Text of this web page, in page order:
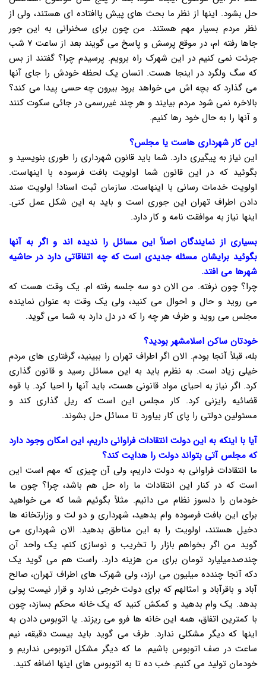
حل بشود. اینها از نظر ما بحث های پیش پاافتاده ای هستند، ولی از
نظر مردم بسیار مهم هستند. من چون برای سخنرانی به این جور
جاها رفته ام، در موقع پرسش و پاسخ می گویند بعد از ساعت ۷ شب
جرئت نمی کنیم در این شهرک راه برویم. پرسیدم چرا؟ گفتند از بس
که سگ ولگرد در اینجا هست. انسان یک لحظه خودش را جای آنها
می گذارد که بچه اش می خواهد برود بیرون چه حسی پیدا می کند؟
بالاخره نمی شود مردم بیایند و هر چند غیررسمی در جائی سکوت کنند
و آنها را به حال خود رها کنیم.
این کار شهرداری هاست یا مجلس؟
این نیاز به پیگیری دارد. شما باید قانون شهرداری را طوری بنویسید و
بگوئید که در این قانون شما اولویت بافت فرسوده با اینهاست.
اولویت خدمات رسانی با اینهاست. سازمان ثبت اسناد! اولویت سند
دادن اطراف تهران این جوری است و باید به این شکل عمل کنی.
اینها نیاز به موافقت نامه و کار دارد.
بسیاری از نمایندگان اصلاً این مسائل را ندیده اند و اگر به آنها
بگوئید برایشان مسئله جدیدی است که چه اتفاقاتی دارد در حاشیه
شهرها می افتد.
چرا؟ چون نرفته. من الان دو سه جلسه رفته ام. یک وقت هست که
می روید و حال و احوال می کنید، ولی یک وقت به عنوان نماینده
مجلس می روید و طرف هر چه را که در دل دارد به شما می گوید.
خودتان ساکن اسلامشهر بودید؟
بله، قبلاً آنجا بودم. الان اگر اطراف تهران را ببینید، گرفتاری های مردم
خیلی زیاد است. به نظرم باید به این مسائل رسید و قانون گذاری
کرد. اگر نیاز به احیای مواد قانونی هست، باید آنها را احیا کرد. با قوه
قضائیه رایزنی کرد. کار مجلس این است که ریل گذاری کند و
مسئولین دولتی را پای کار بیاورد تا مسائل حل بشوند.
آیا با اینکه به این دولت انتقادات فراوانی داریم، این امکان وجود دارد
که مجلس آتی بتواند دولت را هدایت کند؟
ما انتقادات فراوانی به دولت داریم، ولی آن چیزی که مهم است این
است که در کنار این انتقادات ما راه حل هم باشد، چرا؟ چون ما
خودمان را دلسوز نظام می دانیم. مثلاً بگوئیم شما که می خواهید
برای این بافت فرسوده وام بدهید، شهرداری و دو لت و وزارتخانه ها
دخیل هستند، اولویت را به این مناطق بدهید. الان شهرداری می
گوید من اگر بخواهم بازار را تخریب و نوسازی کنم، یک واحد آن
چندصدمیلیارد تومان برای من هزینه دارد. راست هم می گوید یک
دکه آنجا چندده میلیون می ارزد، ولی شهرک های اطراف تهران، صالح
آباد و باقرآباد و امثالهم که برای دولت خرجی ندارد و قرار نیست پولی
بدهد. یک وام بدهید و کمکش کنید که یک خانه محکم بسازد، چون
با کمترین اتفاق، همه این خانه ها فرو می ریزند. یا اتوبوس دادن به
اینها که دیگر مشکلی ندارد. طرف می گوید باید بیست دقیقه، نیم
ساعت در صف اتوبوس باشیم. ما که دیگر مشکل اتوبوس نداریم و
خودمان تولید می کنیم. خب ده تا به اتوبوس های اینها اضافه کنید.